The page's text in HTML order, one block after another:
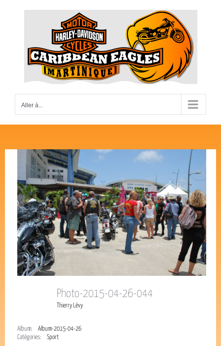
Aller à...
Photo-2015-04-26-044
Thierry Lévy
Album:
Album-2015-04-26
Catégories:
Sport